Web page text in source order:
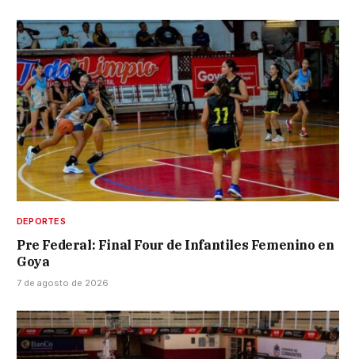
DEPORTES
Pre Federal: Final Four de Infantiles Femenino en
Goya
7 de agosto de 2026